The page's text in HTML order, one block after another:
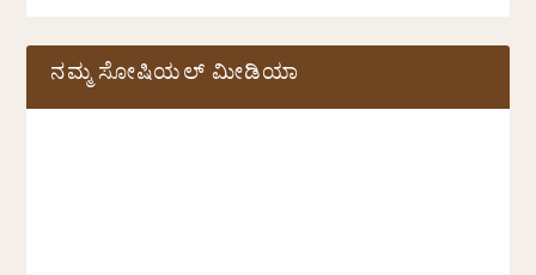
ನಮ್ಮ ಸೋಷಿಯಲ್‌ ಮೀಡಿಯಾ